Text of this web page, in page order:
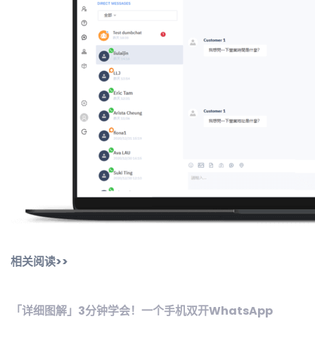
相关阅读>>
「详细图解」3分钟学会！一个手机双开WhatsApp